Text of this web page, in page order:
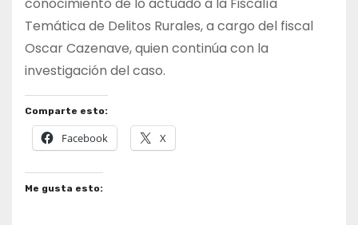
conocimiento de lo actuado a la Fiscalía
Temática de Delitos Rurales, a cargo del fiscal
Oscar Cazenave, quien continúa con la
investigación del caso.
Comparte esto:
Facebook X
Me gusta esto: